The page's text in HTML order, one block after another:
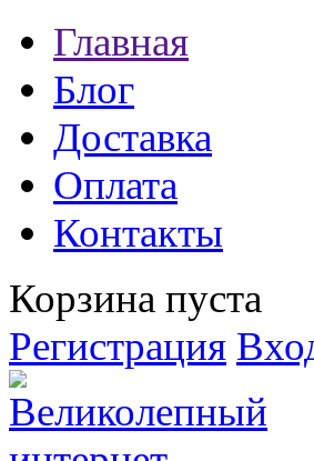
Главная
Блог
Доставка
Оплата
Контакты
Корзина пуста
Регистрация